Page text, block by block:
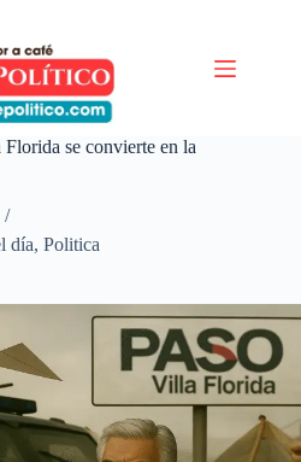
se convierte en la
día, Politica